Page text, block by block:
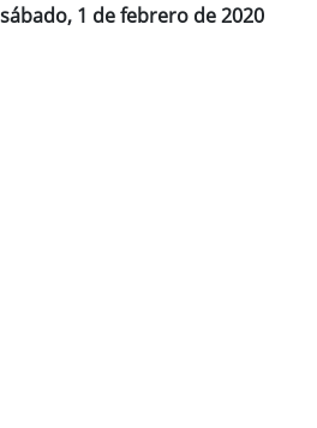
1 de febrero de 2020